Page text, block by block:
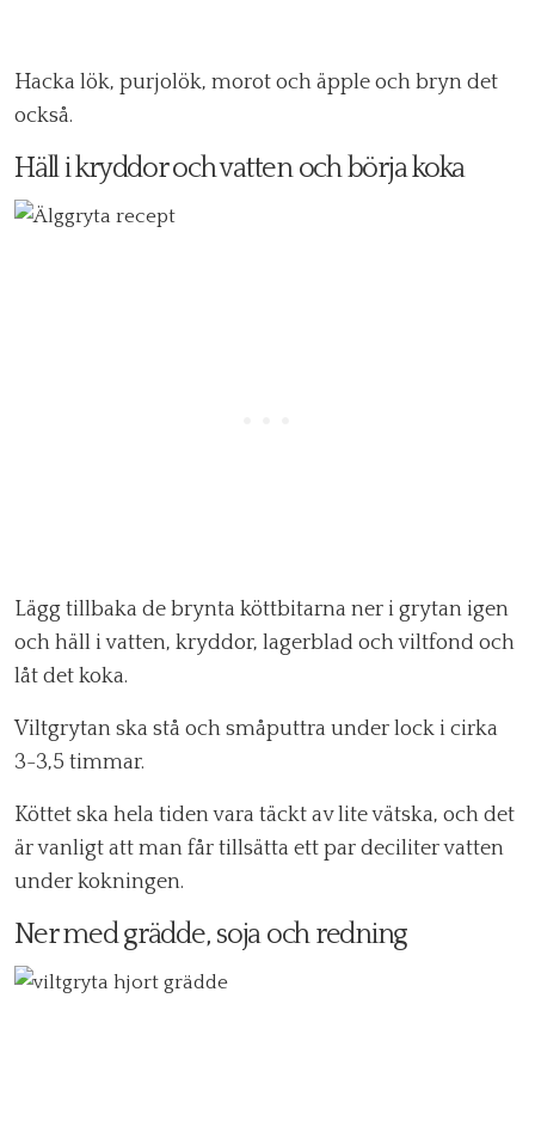
Hacka lök, purjolök, morot och äpple och bryn det
också.
Häll i kryddor och vatten och börja koka
Lägg tillbaka de brynta köttbitarna ner i grytan igen
och häll i vatten, kryddor, lagerblad och viltfond och
låt det koka.
Viltgrytan ska stå och småputtra under lock i cirka
3-3,5 timmar.
Köttet ska hela tiden vara täckt av lite vätska, och det
är vanligt att man får tillsätta ett par deciliter vatten
under kokningen.
Ner med grädde, soja och redning